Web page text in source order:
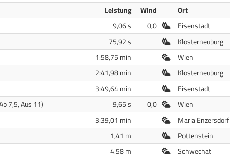
Leistung Wind Ort
9,06 s 0,0 Freiluft
Eisenstadt
75,92 s Freiluft
Klosterneuburg
1:58,75 min Freiluft
Wien
2:41,98 min Freiluft
Klosterneuburg
3:49,64 min Freiluft
Eisenstadt
7,5, Aus 11) 9,65 s 0,0 Freiluft
Wien
3:39,01 min Freiluft
Maria Enzersdorf
1,41 m Freiluft
Pottenstein
4,58 m Freiluft
Schwechat